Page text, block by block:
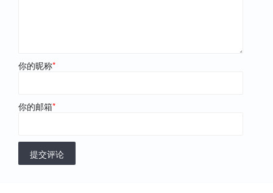
你的昵称*
你的邮箱*
提交评论